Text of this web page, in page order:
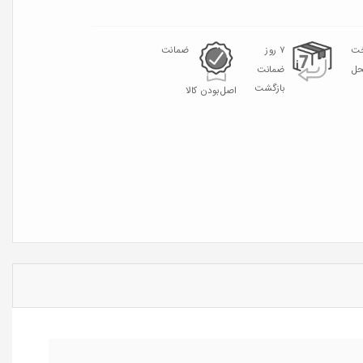
۷ روز
ضمانت
بازگشت
ضمانت
اصل‌بودن کالا